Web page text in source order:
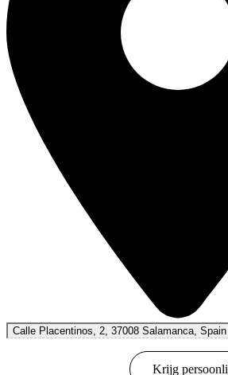
Calle Placentinos, 2, 37008 Salamanca, Spain
Krijg